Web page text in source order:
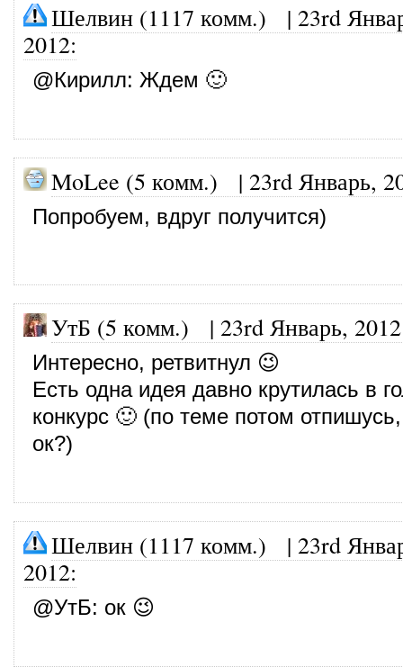
Шелвин (1117 комм.) | 23rd
2012:
@Кирилл: Ждем 🙂
MoLee (5 комм.) | 23rd Январь,
Попробуем, вдруг получится)
УтБ (5 комм.) | 23rd Январь, 2012
Интересно, ретвитнул 😉
Есть одна идея давно крутилась в
конкурс 🙂 (по теме потом
ок?)
Шелвин (1117 комм.) | 23rd
2012:
@УтБ: ок 😉